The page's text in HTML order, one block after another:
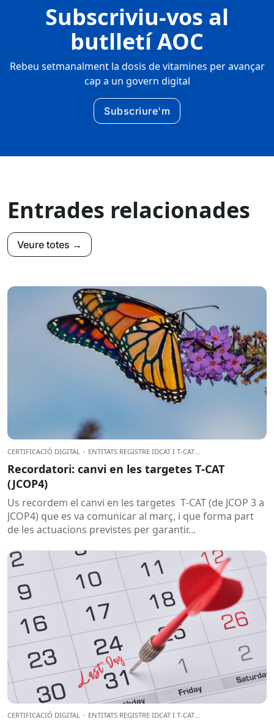
Subscriviu-vos al
butlletí AOC
Rebeu setmanalment la dosis de vitamines per avançar
cap a un govern digital
Subscriure'm
Entrades relacionades
Veure totes →
CERTIFICACIÓ DIGITAL · ENTITATS REGISTRE IDCAT I T-CAT
Recordatori: canvi en les targetes T‑CAT
(JCOP4)
Us recordem el canvi en les targetes T‑CAT (de JCOP 3 a
JCOP4) que es va comunicar al març, i que forma part
de les actuacions previstes per garantir...
CERTIFICACIÓ DIGITAL · ENTITATS REGISTRE IDCAT I T-CAT